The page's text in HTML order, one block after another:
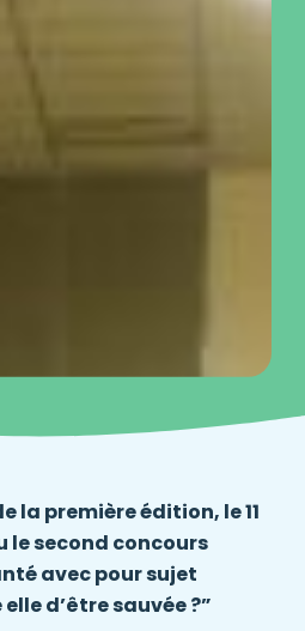
la première édition, le 11
le second concours
avec pour sujet
d’être sauvée ?”